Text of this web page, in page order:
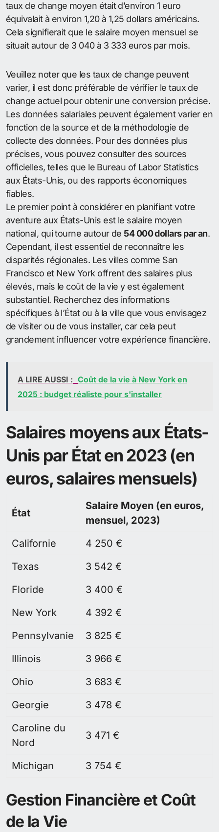
taux de change moyen était d’environ 1 euro
équivalait à environ 1,20 à 1,25 dollars américains.
Cela signifierait que le salaire moyen mensuel se
situait autour de 3 040 à 3 333 euros par mois.
Veuillez noter que les taux de change peuvent
varier, il est donc préférable de vérifier le taux de
change actuel pour obtenir une conversion précise.
Les données salariales peuvent également varier en
fonction de la source et de la méthodologie de
collecte des données. Pour des données plus
précises, vous pouvez consulter des sources
officielles, telles que le Bureau of Labor Statistics
aux États-Unis, ou des rapports économiques
fiables.
Le premier point à considérer en planifiant votre
aventure aux États-Unis est le salaire moyen
national, qui tourne autour de 54 000 dollars par an.
Cependant, il est essentiel de reconnaître les
disparités régionales. Les villes comme San
Francisco et New York offrent des salaires plus
élevés, mais le coût de la vie y est également
substantiel. Recherchez des informations
spécifiques à l’État ou à la ville que vous envisagez
de visiter ou de vous installer, car cela peut
grandement influencer votre expérience financière.
A LIRE AUSSI : Coût de la vie à New York en
2025 : budget réaliste pour s'installer
Salaires moyens aux États-
Unis par État en 2023 (en
euros, salaires mensuels)
État
Salaire Moyen (en euros,
mensuel, 2023)
Californie
4 250 €
Texas
3 542 €
Floride
3 400 €
New York
4 392 €
Pennsylvanie
3 825 €
Illinois
3 966 €
Ohio
3 683 €
Georgie
3 478 €
Caroline du
Nord
3 471 €
Michigan 3 754 €
Gestion Financière et Coût
de la Vie